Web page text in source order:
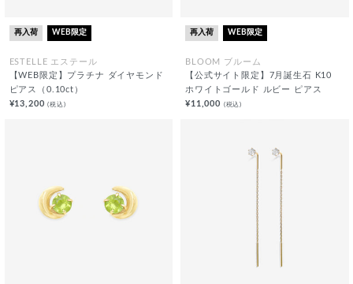
再入荷 WEB限定
ESTELLE エステール
【WEB限定】プラチナ ダイヤモンド
ピアス（0.10ct）
¥13,200(税込)
再入荷 WEB限定
BLOOM ブルーム
【公式サイト限定】7月誕生石 K10
ホワイトゴールド ルビー ピアス
¥11,000 (税込)